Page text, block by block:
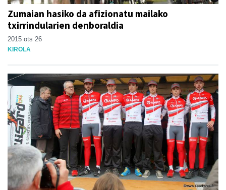
Zumaian hasiko da afizionatu mailako
txirrindularien denboraldia
2015 ots 26
KIROLA